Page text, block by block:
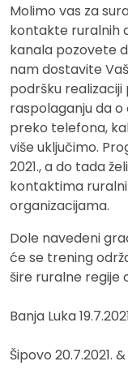
Molimo vas za
kontakte ruralnih
kanala pozovete
nam dostavite
podršku
raspolaganju da
preko telefona,
više uključimo.
2021., a do tada
kontaktima
organizacijama.
Dole navedeni
će se trening
šire ruralne regije
Banja Luka
Šipovo 20.7.2021. &